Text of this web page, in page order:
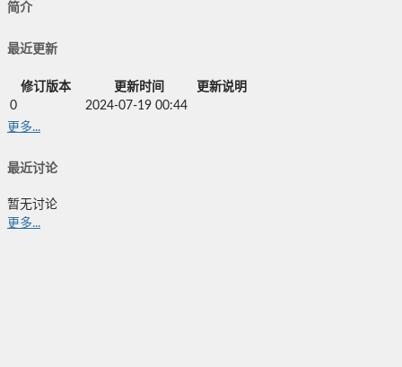
简介
最近更新
修订版本 更新时间
更新说明
0
2024-07-19 00:44
更多...
最近讨论
暂无讨论
更多...